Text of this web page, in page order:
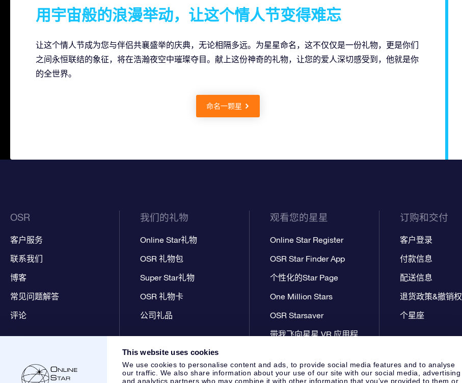
This website uses cookies
We use cookies to personalise content and ads, to provide social media features and to analyse
our traffic. We also share information about your use of our site with our social media, advertising
and analytics partners who may combine it with other information that you’ve provided to them or
用宇宙般的浪漫举动，让这个情人节变得难忘
让这个情人节成为您与伴侣共襄盛举的庆典，无论相隔多远。为星星命名，这不仅仅是一份礼物，更是你们
之间永恒联结的象征，将在浩瀚夜空中璀璨夺目。献上这份神奇的礼物，让您的爱人深切感受到，他就是你
的全世界。
命名一颗星
OSR
客户服务
联系我们
博客
常见问题解答
评论
我们的礼物
Online Star礼物
OSR 礼物包
Super Star礼物
OSR 礼物卡
公司礼品
观看您的星星
Online Star Register
OSR Star Finder App
个性化的Star Page
One Million Stars
OSR Starsaver
带我飞向星星 VR 应用程
订购和交付
客户登录
付款信息
配送信息
退货政策&撤销权
个星座